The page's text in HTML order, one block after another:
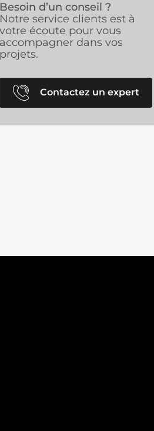
Besoin d’un conseil ?
Notre service clients est à
votre écoute pour vous
accompagner dans vos
projets.
Contactez un expert